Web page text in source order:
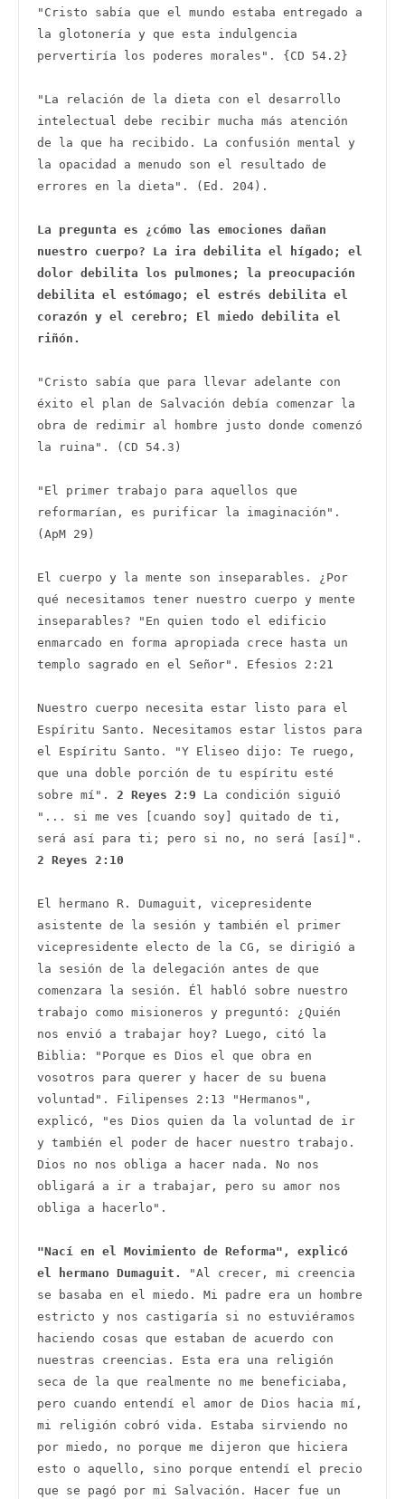
"Cristo sabía que el mundo estaba entregado a
la glotonería y que esta indulgencia
pervertiría los poderes morales". {CD 54.2}
"La relación de la dieta con el desarrollo
intelectual debe recibir mucha más atención
de la que ha recibido. La confusión mental y
la opacidad a menudo son el resultado de
errores en la dieta". (Ed. 204).
La pregunta es ¿cómo las emociones dañan
nuestro cuerpo? La ira debilita el hígado; el
dolor debilita los pulmones; la preocupación
debilita el estómago; el estrés debilita el
corazón y el cerebro; El miedo debilita el
riñón.
"Cristo sabía que para llevar adelante con
éxito el plan de Salvación debía comenzar la
obra de redimir al hombre justo donde comenzó
la ruina". (CD 54.3)
"El primer trabajo para aquellos que
reformarían, es purificar la imaginación".
(ApM 29)
El cuerpo y la mente son inseparables. ¿Por
qué necesitamos tener nuestro cuerpo y mente
inseparables? "En quien todo el edificio
enmarcado en forma apropiada crece hasta un
templo sagrado en el Señor". Efesios 2:21
Nuestro cuerpo necesita estar listo para el
Espíritu Santo. Necesitamos estar listos para
el Espíritu Santo. "Y Eliseo dijo: Te ruego,
que una doble porción de tu espíritu esté
sobre mí". 2 Reyes 2:9 La condición siguió
"... si me ves [cuando soy] quitado de ti,
2 Reyes 2:10
El hermano R. Dumaguit, vicepresidente
asistente de la sesión y también el primer
vicepresidente electo de la CG, se dirigió a
la sesión de la delegación antes de que
comenzara la sesión. Él habló sobre nuestro
trabajo como misioneros y preguntó: ¿Quién
nos envió a trabajar hoy? Luego, citó la
Biblia: "Porque es Dios el que obra en
vosotros para querer y hacer de su buena
voluntad". Filipenses 2:13 "Hermanos",
explicó, "es Dios quien da la voluntad de ir
y también el poder de hacer nuestro trabajo.
Dios no nos obliga a hacer nada. No nos
obligará a ir a trabajar, pero su amor nos
obliga a hacerlo".
"Nací en el Movimiento de Reforma", explicó
el hermano Dumaguit.
"Al crecer, mi creencia
se basaba en el miedo. Mi padre era un hombre
estricto y nos castigaría si no estuviéramos
haciendo cosas que estaban de acuerdo con
nuestras creencias. Esta era una religión
seca de la que realmente no me beneficiaba,
pero cuando entendí el amor de Dios hacia mí,
mi religión cobró vida. Estaba sirviendo no
por miedo, no porque me dijeron que hiciera
esto o aquello, sino porque entendí el precio
que se pagó por mi Salvación. Hacer fue un